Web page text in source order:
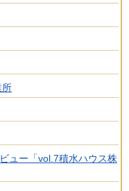
所
ュー「vol.7積水ハウス株